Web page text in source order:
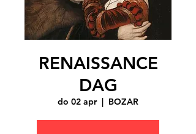
RENAISSANCE
DAG
do 02 apr
  |
BOZAR